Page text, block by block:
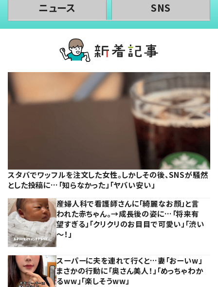
ニュース SNS
スタバでワッフルを注文した女性。しかしその後、SNSが騒然
とした投稿に…「知らなかった」「ヤバい安い」
産婦人科で看護師さんに「綺麗なお顔」と言
われた赤ちゃん。→成長後の姿に…「将来有
望すぎる」「クリクリのお目目で可愛い」「渋い
～！」
スーパーに夫を連れて行くと…妻「おーいw」
まさかの行動に「奥さん美人！」「めっちゃわか
るww」「楽しそうww」